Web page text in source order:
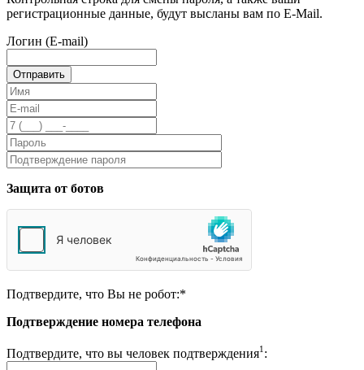
регистрационные данные, будут высланы вам по E-Mail.
Логин (E-mail)
Защита от ботов
Подтвердите, что Вы не робот:*
Подтверждение номера телефона
Подтвердите, что вы человек подтверждения1 :